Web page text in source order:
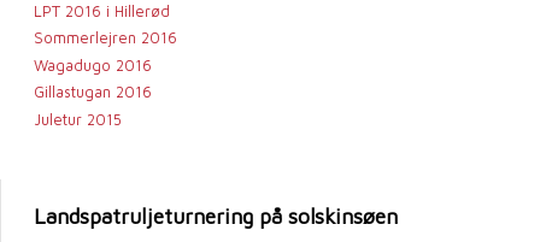
LPT 2016 i Hillerød
Sommerlejren 2016
Wagadugo 2016
Gillastugan 2016
Juletur 2015
Landspatruljeturnering på solskinsøen